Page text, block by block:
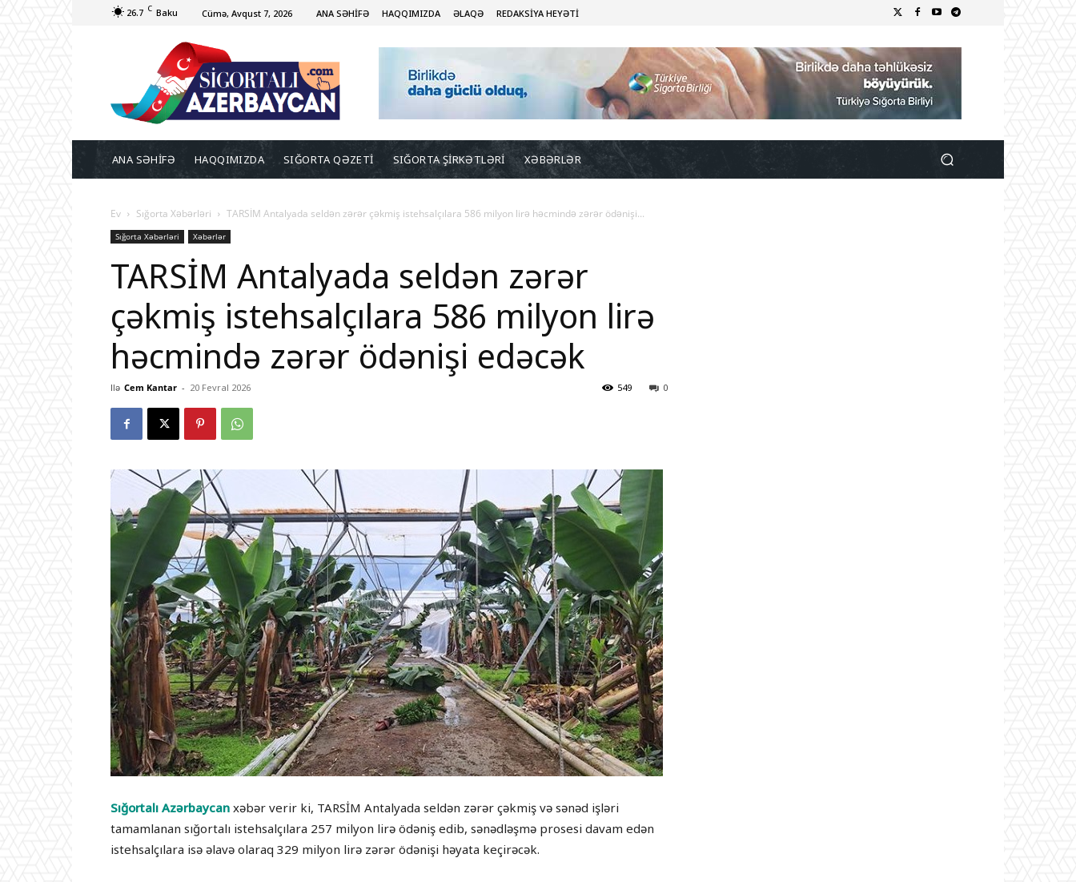
26.7 C Baku Cümə, Avqust 7, 2026 ANA SƏHİFƏ HAQQIMIZDA ƏLAQƏ REDAKSİYA HEYƏTİ
ANA SƏHİFƏ HAQQIMIZDA SIĞORTA QƏZETİ SIĞORTA ŞİRKƏTLƏRİ XƏBƏRLƏR
Ev Sığorta Xəbərləri TARSİM Antalyada seldən zərər çəkmiş istehsalçılara 586 milyon lirə həcmində zərər ödənişi...
Sığorta Xəbərləri Xəbərlər
TARSİM Antalyada seldən zərər
çəkmiş istehsalçılara 586 milyon lirə
həcmində zərər ödənişi edəcək
Ilə Cem Kantar - 20 Fevral 2026 0
549
Sığortalı Azərbaycan xəbər verir ki, TARSİM Antalyada seldən zərər çəkmiş və sənəd işləri
tamamlanan sığortalı istehsalçılara 257 milyon lirə ödəniş edib, sənədləşmə prosesi davam edən
istehsalçılara isə əlavə olaraq 329 milyon lirə zərər ödənişi həyata keçirəcək.